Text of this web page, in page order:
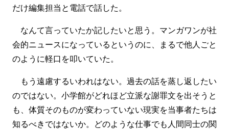
だけ編集担当と電話で話した。
なんて言っていたか記したいと思う。マンガワンが社
会的ニュースになっているというのに、まるで他人ごと
のように軽口を叩いていた。
もう遠慮するいわれはない。過去の話を蒸し返したい
のではない。小学館がどれほど立派な謝罪文を出そうと
も、体質そのものが変わっていない現実を当事者たちは
知るべきではないか。どのような仕事でも人間同士の関